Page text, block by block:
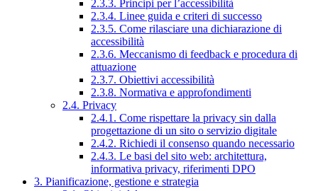
2.3.3. Principi per l’accessibilità
2.3.4. Linee guida e criteri di successo
2.3.5. Come rilasciare una dichiarazione di
accessibilità
2.3.6. Meccanismo di feedback e procedura di
attuazione
2.3.7. Obiettivi accessibilità
2.3.8. Normativa e approfondimenti
2.4. Privacy
2.4.1. Come rispettare la privacy sin dalla
progettazione di un sito o servizio digitale
2.4.2. Richiedi il consenso quando necessario
2.4.3. Le basi del sito web: architettura,
informativa privacy, riferimenti DPO
3. Pianificazione, gestione e strategia